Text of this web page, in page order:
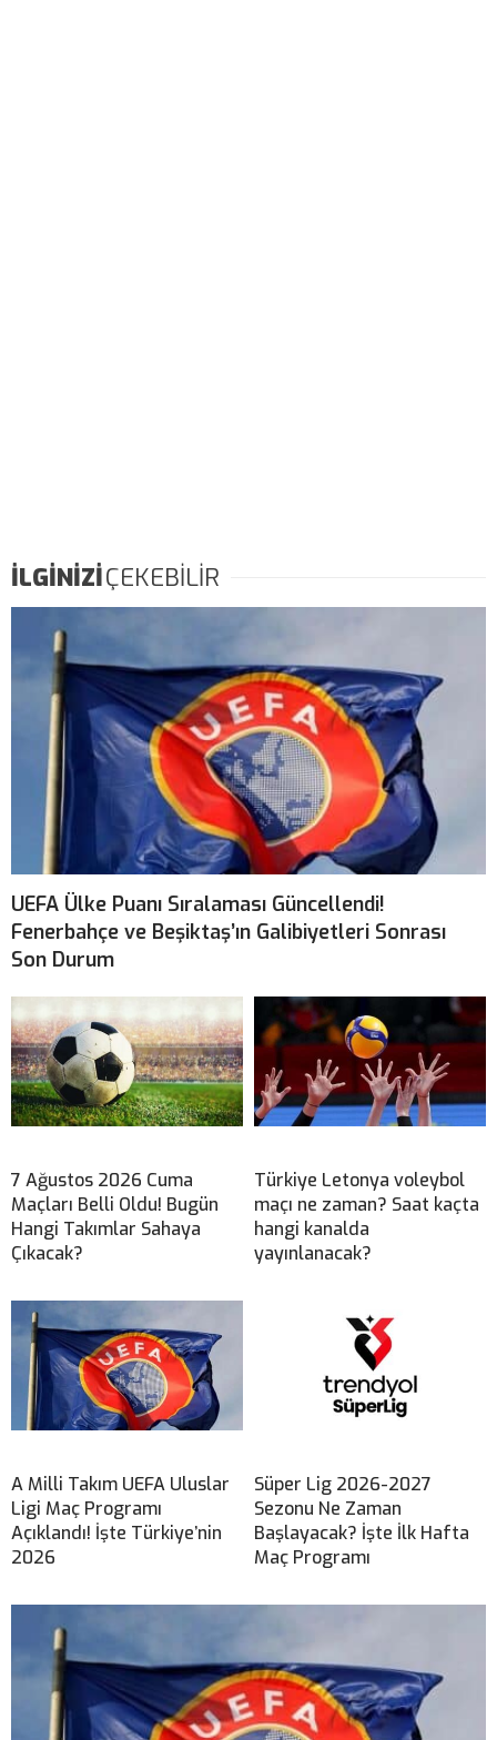
İLGİNİZİÇEKEBİLİR
UEFA Ülke Puanı Sıralaması Güncellendi!
Fenerbahçe ve Beşiktaş’ın Galibiyetleri Sonrası
Son Durum
7 Ağustos 2026 Cuma
Maçları Belli Oldu! Bugün
Hangi Takımlar Sahaya
Çıkacak?
Türkiye Letonya voleybol
maçı ne zaman? Saat kaçta
hangi kanalda
yayınlanacak?
A Milli Takım UEFA Uluslar
Ligi Maç Programı
Açıklandı! İşte Türkiye’nin
2026
Süper Lig 2026-2027
Sezonu Ne Zaman
Başlayacak? İşte İlk Hafta
Maç Programı